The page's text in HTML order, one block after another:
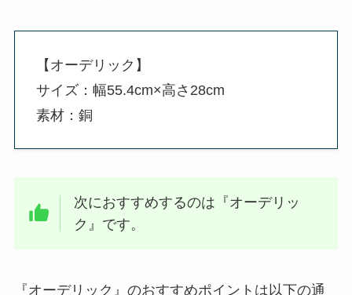
【オーデリック】
サイズ：幅55.4cm×高さ28cm
素材：銅
次におすすめするのは『オーデリッ
ク』です。
『オーデリック』のおすすめポイントは以下の通